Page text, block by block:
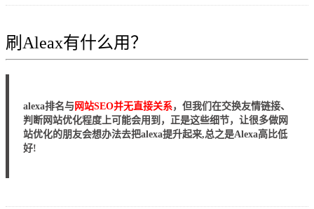
刷Aleax有什么用？
alexa排名与 网站SEO并无直接关系，但我们在交换友情链接、
判断网站优化程度上可能会用到，正是这些细节，让很多做网
站优化的朋友会想办法去把alexa提升起来,总之是Alexa高比低
好!